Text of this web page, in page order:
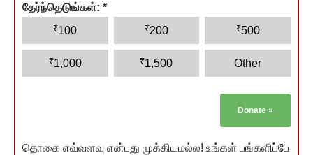
தேர்ந்தெடுங்கள்: *
₹100 ₹200 ₹500
₹1,000 ₹1,500 Other
Donate »
தொகை எவ்வளவு என்பது முக்கியமல்ல! உங்கள் பங்களிப்பே